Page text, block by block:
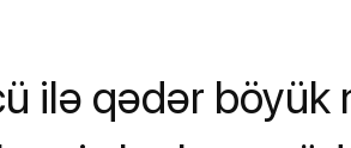
ilə qədər böyük